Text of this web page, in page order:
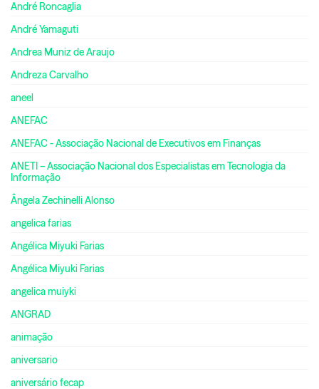
André Roncaglia
André Yamaguti
Andrea Muniz de Araujo
Andreza Carvalho
aneel
ANEFAC
ANEFAC - Associação Nacional de Executivos em Finanças
ANETI – Associação Nacional dos Especialistas em Tecnologia da
Informação
Ângela Zechinelli Alonso
angelica farias
Angélica Miyuki Farias
Angélica Miyuki Farias
angelica muiyki
ANGRAD
animação
aniversario
aniversário fecap